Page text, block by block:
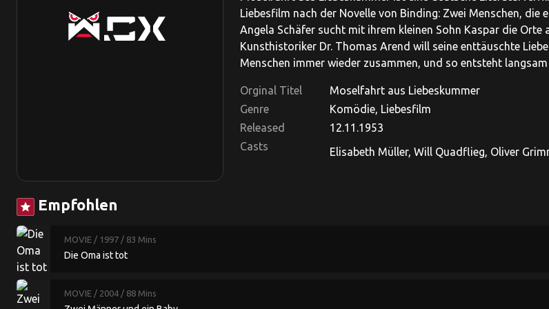
Liebesfilm nach der Novelle von Binding: Zwei Menschen,
Angela Schäfer sucht mit ihrem kleinen Sohn Kaspar die
Kunsthistoriker Dr. Thomas Arend will seine enttäuschte
Menschen immer wieder zusammen, und so entsteht langsam
Orginal Titel
Moselfahrt aus Liebeskummer
Genre
Komödie, Liebesfilm
Released
12.11.1953
Casts
Elisabeth Müller, Will Quadflieg, Oliver
star Empfohlen
MOVIE / 1997 / 83 Mins
Die Oma ist tot
MOVIE / 2004 / 88 Mins